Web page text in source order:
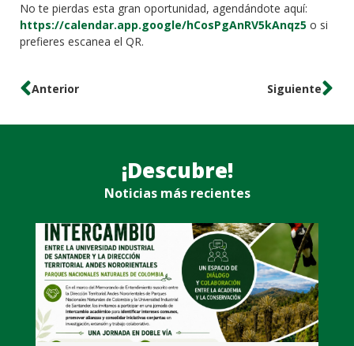
No te pierdas esta gran oportunidad, agendándote aquí:
https://calendar.app.google/hCosPgAnRV5kAnqz5 o si
prefieres escanea el QR.
Anterior Siguiente
¡Descubre!
Noticias más recientes